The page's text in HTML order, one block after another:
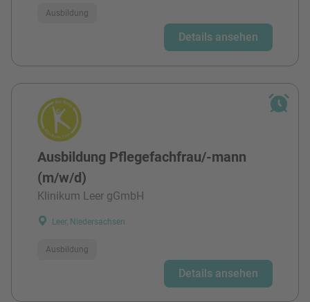
Ausbildung
Details ansehen
Ausbildung Pflegefachfrau/-mann
(m/w/d)
Klinikum Leer gGmbH
Leer, Niedersachsen
Ausbildung
Details ansehen